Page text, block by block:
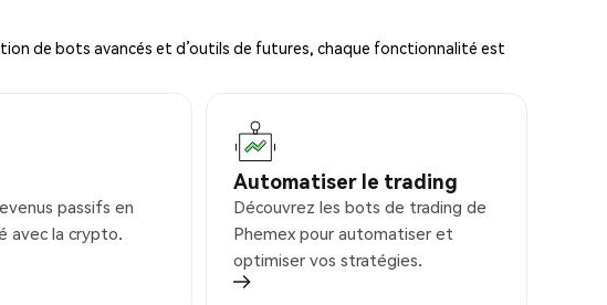
de bots avancés et d’outils de futures, chaque fonctionnalité est
passifs en
avec la crypto.
Automatiser le trading
Découvrez les bots de trading de
Phemex pour automatiser et
optimiser vos stratégies.